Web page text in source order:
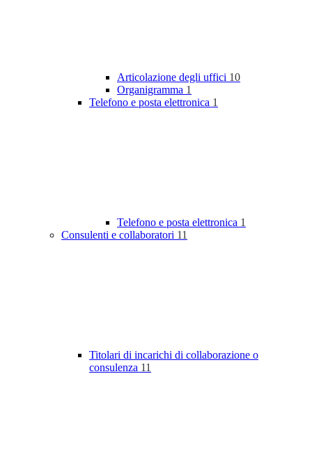
Articolazione degli uffici 10
Organigramma 1
Telefono e posta elettronica 1
Telefono e posta elettronica 1
Consulenti e collaboratori 11
Titolari di incarichi di collaborazione o
consulenza 11